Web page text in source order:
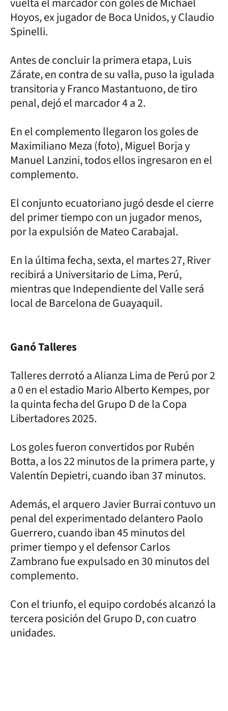
Hoyos, ex jugador de Boca Unidos, y Claudio
Spinelli.
Antes de concluir la primera etapa, Luis
Zárate, en contra de su valla, puso la igulada
transitoria y Franco Mastantuono, de tiro
penal, dejó el marcador 4 a 2.
En el complemento llegaron los goles de
Maximiliano Meza (foto), Miguel Borja y
Manuel Lanzini, todos ellos ingresaron en el
complemento.
El conjunto ecuatoriano jugó desde el cierre
del primer tiempo con un jugador menos,
por la expulsión de Mateo Carabajal.
En la última fecha, sexta, el martes 27, River
recibirá a Universitario de Lima, Perú,
mientras que Independiente del Valle será
local de Barcelona de Guayaquil.
Ganó Talleres
Talleres derrotó a Alianza Lima de Perú por 2
a 0 en el estadio Mario Alberto Kempes, por
la quinta fecha del Grupo D de la Copa
Libertadores 2025.
Los goles fueron convertidos por Rubén
Botta, a los 22 minutos de la primera parte, y
Valentín Depietri, cuando iban 37 minutos.
Además, el arquero Javier Burrai contuvo un
penal del experimentado delantero Paolo
Guerrero, cuando iban 45 minutos del
primer tiempo y el defensor Carlos
Zambrano fue expulsado en 30 minutos del
complemento.
Con el triunfo, el equipo cordobés alcanzó la
tercera posición del Grupo D, con cuatro
unidades.